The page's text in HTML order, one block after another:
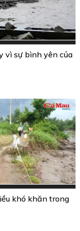
vì sự bình yên của
khó khăn trong